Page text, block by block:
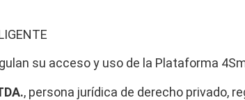
su acceso y uso de la Plataforma
, persona jurídica de derecho privado,